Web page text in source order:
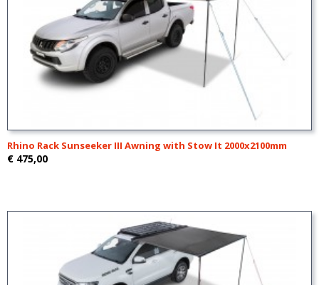
Rhino Rack Sunseeker III Awning with Stow It 2000x2100mm
€ 475,00